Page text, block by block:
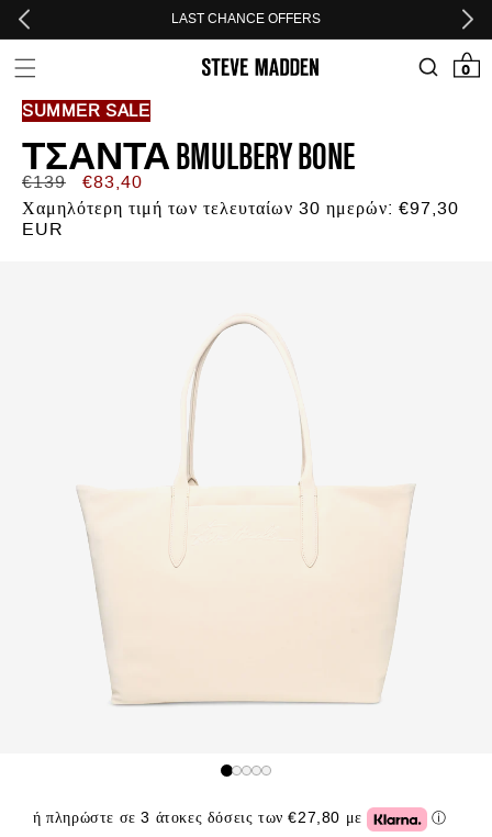
Skip to header
Skip to menu
Skip to content
Skip to footer LAST CHANCE OFFERS
0
0
SUMMER SALE
ΤΣΆΝΤΑ BMULBERY BONE
Κανονική
τιμή
€139
Τιμή
προσφοράς
€83,40
Χαμηλότερη τιμή των τελευταίων 30 ημερών: €97,30
EUR
ή πληρώστε σε 3 άτοκες δόσεις των €27,80 με
ⓘ